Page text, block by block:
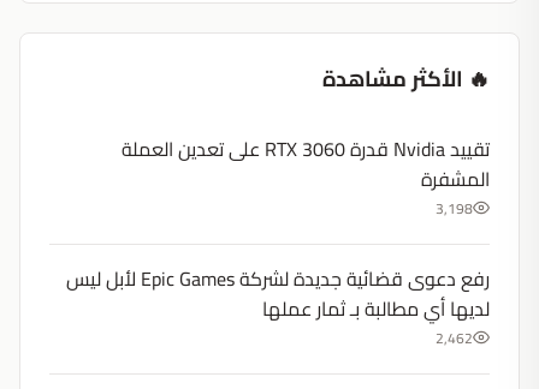
🔥 الأكثر مشاهدة
تقييد Nvidia قدرة RTX 3060 على تعدين العملة
المشفرة
3,198
رفع دعوى قضائية جديدة لشركة Epic Games لأبل ليس
لديها أي مطالبة بـ ثمار عملها
2,462